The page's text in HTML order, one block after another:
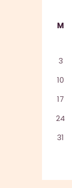
M
3
10
17
24
31